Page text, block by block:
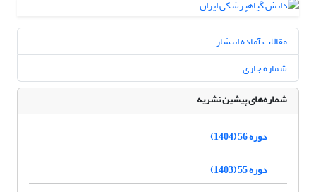
مقالات آماده انتشار
شماره جاری
شماره‌های پیشین نشریه
دوره 56 (1404)
دوره 55 (1403)